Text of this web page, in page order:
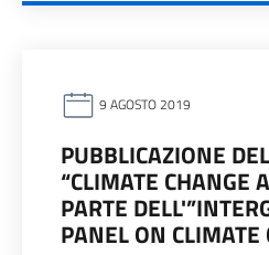
9 AGOSTO 2019
PUBBLICAZIONE
“CLIMATE CHANGE
PARTE
PANEL ON CLIMATE